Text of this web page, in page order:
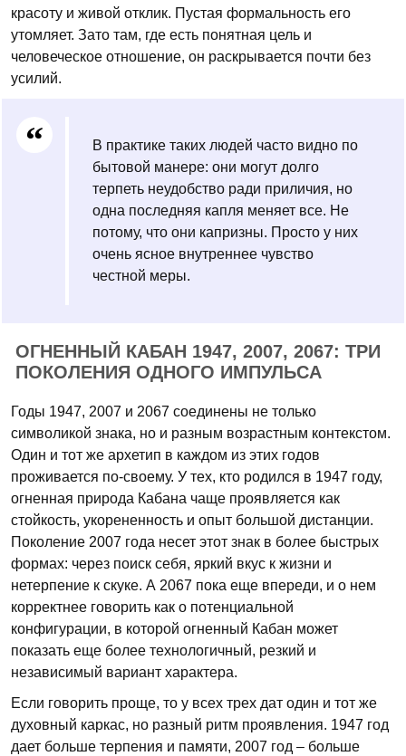
красоту и живой отклик. Пустая формальность его
утомляет. Зато там, где есть понятная цель и
человеческое отношение, он раскрывается почти без
усилий.
В практике таких людей часто видно по
бытовой манере: они могут долго
терпеть неудобство ради приличия, но
одна последняя капля меняет все. Не
потому, что они капризны. Просто у них
очень ясное внутреннее чувство
честной меры.
ОГНЕННЫЙ КАБАН 1947, 2007, 2067: ТРИ
ПОКОЛЕНИЯ ОДНОГО ИМПУЛЬСА
Годы 1947, 2007 и 2067 соединены не только
символикой знака, но и разным возрастным контекстом.
Один и тот же архетип в каждом из этих годов
проживается по-своему. У тех, кто родился в 1947 году,
огненная природа Кабана чаще проявляется как
стойкость, укорененность и опыт большой дистанции.
Поколение 2007 года несет этот знак в более быстрых
формах: через поиск себя, яркий вкус к жизни и
нетерпение к скуке. А 2067 пока еще впереди, и о нем
корректнее говорить как о потенциальной
конфигурации, в которой огненный Кабан может
показать еще более технологичный, резкий и
независимый вариант характера.
Если говорить проще, то у всех трех дат один и тот же
духовный каркас, но разный ритм проявления. 1947 год
дает больше терпения и памяти, 2007 год – больше